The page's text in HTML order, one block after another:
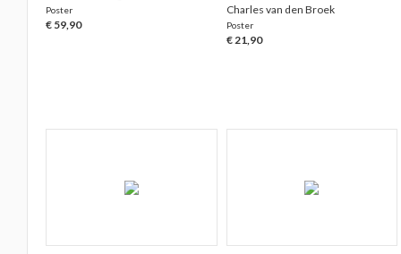
Poster
€ 59,90
Charles van den Broek
Poster
€ 21,90